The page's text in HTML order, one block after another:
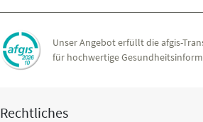
Unser Angebot erfüllt die afgis-
für hochwertige
Rechtliches